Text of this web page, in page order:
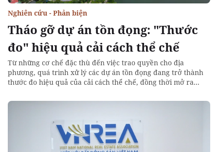
Tháo gỡ dự án tồn đọng: "Thước
đo" hiệu quả cải cách thể chế
Nghiên cứu - Phản biện
Từ những cơ chế đặc thù đến việc trao quyền cho địa
phương, quá trình xử lý các dự án tồn đọng đang trở thành
thước đo hiệu quả của cải cách thể chế, đồng thời mở ra...